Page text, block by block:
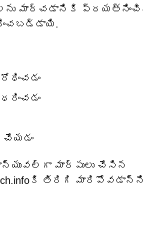
మార్చడానికి
మార్పులు చేసిన
తిరిగి మారిపోవడాన్ని